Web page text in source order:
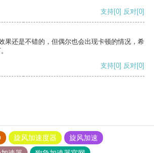
支持[0] 反对[0]
果还是不错的，但偶尔也会出现卡顿的情况，希
支持[0] 反对[0]
旋风加速度器
旋风加速